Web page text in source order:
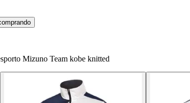
Mizuno Team kobe knitted